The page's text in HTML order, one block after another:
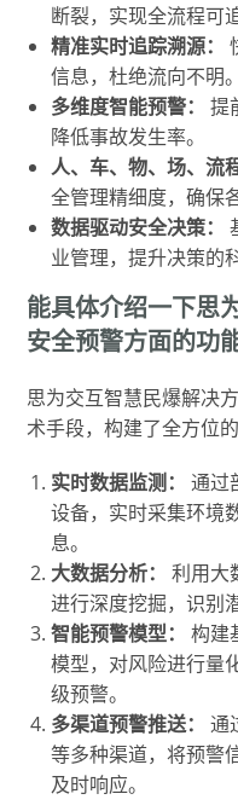
断裂，实现全流程可
精准实时追踪溯源：
信息，杜绝流向不明。
多维度智能预警：
提
降低事故发生率。
人、车、物、场、流
全管理精细度，确保
数据驱动安全决策：
业管理，提升决策的
能具体介绍一下思
安全预警方面的功
思为交互智慧民爆解决
术手段，构建了全方位的
实时数据监测：
通过
设备，实时采集环境
息。
大数据分析：
利用大
进行深度挖掘，识别
智能预警模型：
构建
模型，对风险进行量
级预警。
多渠道预警推送：
通
等多种渠道，将预警
及时响应。